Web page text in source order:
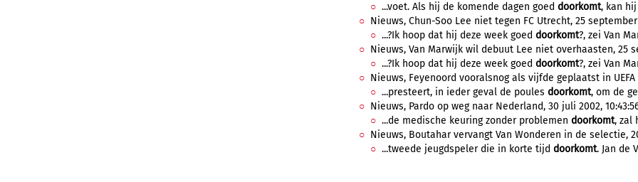
...voet. Als hij de komende dagen goed doorkomt, kan
Nieuws, Chun-Soo Lee niet tegen FC Utrecht, 25 september
...?Ik hoop dat hij deze week goed doorkomt?, zei Van
Nieuws, Van Marwijk wil debuut Lee niet overhaasten, 25
...?Ik hoop dat hij deze week goed doorkomt?, zei Van
Nieuws, Feyenoord vooralsnog als vijfde geplaatst in UEFA
...presteert, in ieder geval de poules doorkomt, om de
Nieuws, Pardo op weg naar Nederland, 30 juli 2002,
...de medische keuring zonder problemen doorkomt, zal
Nieuws, Boutahar vervangt Van Wonderen in de selectie,
...tweede jeugdspeler die in korte tijd doorkomt. Jan de